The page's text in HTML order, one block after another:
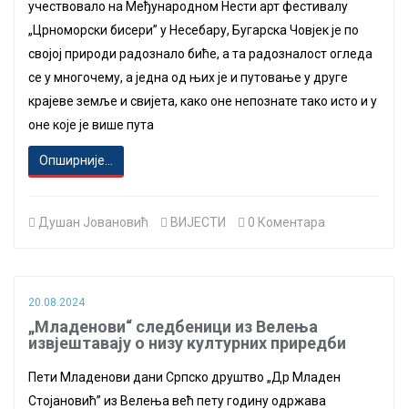
учествовало на Међународном Нести арт фестивалу
„Црноморски бисери” у Несебару, Бугарска Човјек је по
својој природи радознало биће, а та радозналост огледа
се у многочему, а једна од њих је и путовање у друге
крајеве земље и свијета, како оне непознате тако исто и у
оне које је више пута
Опширније...
Душан Јовановић ВИЈЕСТИ 0 Коментара
20.08.2024
„Младенови“ следбеници из Велења
извјештавају о низу културних приредби
Пети Младенови дани Српско друштво „Др Младен
Стојановић” из Велења већ пету годину одржава